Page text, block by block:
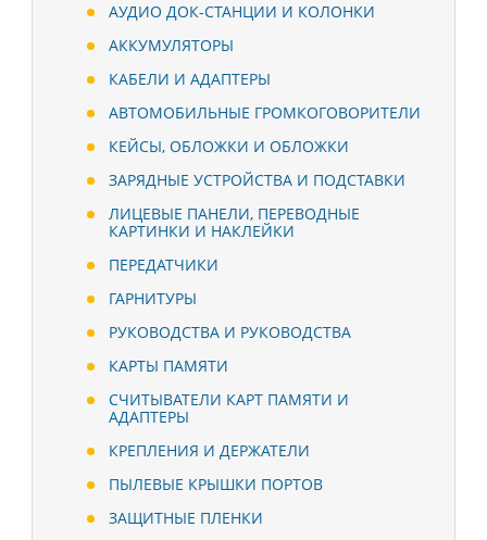
АУДИО ДОК-СТАНЦИИ И КОЛОНКИ
АККУМУЛЯТОРЫ
КАБЕЛИ И АДАПТЕРЫ
АВТОМОБИЛЬНЫЕ ГРОМКОГОВОРИТЕЛИ
КЕЙСЫ, ОБЛОЖКИ И ОБЛОЖКИ
ЗАРЯДНЫЕ УСТРОЙСТВА И ПОДСТАВКИ
ЛИЦЕВЫЕ ПАНЕЛИ, ПЕРЕВОДНЫЕ
КАРТИНКИ И НАКЛЕЙКИ
ПЕРЕДАТЧИКИ
ГАРНИТУРЫ
РУКОВОДСТВА И РУКОВОДСТВА
КАРТЫ ПАМЯТИ
СЧИТЫВАТЕЛИ КАРТ ПАМЯТИ И
АДАПТЕРЫ
КРЕПЛЕНИЯ И ДЕРЖАТЕЛИ
ПЫЛЕВЫЕ КРЫШКИ ПОРТОВ
ЗАЩИТНЫЕ ПЛЕНКИ